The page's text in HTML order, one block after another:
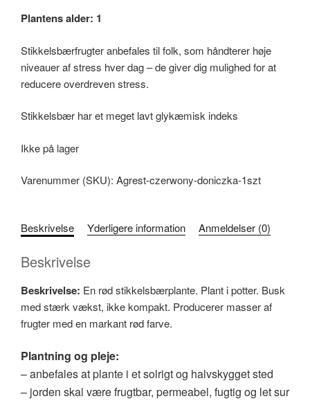
Plantens alder: 1
Stikkelsbærfrugter anbefales til folk, som håndterer høje
niveauer af stress hver dag – de giver dig mulighed for at
reducere overdreven stress.
Stikkelsbær har et meget lavt glykæmisk indeks
Ikke på lager
Varenummer (SKU): Agrest-czerwony-doniczka-1szt
Beskrivelse Yderligere information Anmeldelser (0)
Beskrivelse
Beskrivelse: En rød stikkelsbærplante. Plant i potter. Busk
med stærk vækst, ikke kompakt. Producerer masser af
frugter med en markant rød farve.
Plantning og pleje:
– anbefales at plante i et solrigt og halvskygget sted
– jorden skal være frugtbar, permeabel, fugtig og let sur